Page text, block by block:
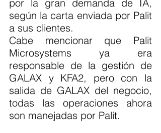
por la gran demanda de IA,
según la carta enviada por Palit
a sus clientes.
Cabe mencionar que Palit
Microsystems ya era
responsable de la gestión de
GALAX y KFA2, pero con la
salida de GALAX del negocio,
todas las operaciones ahora
son manejadas por Palit.